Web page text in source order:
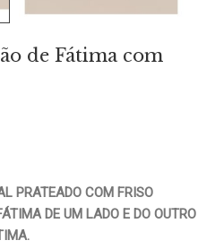
de Fátima com
PRATEADO COM FRISO
DE UM LADO E DO OUTRO